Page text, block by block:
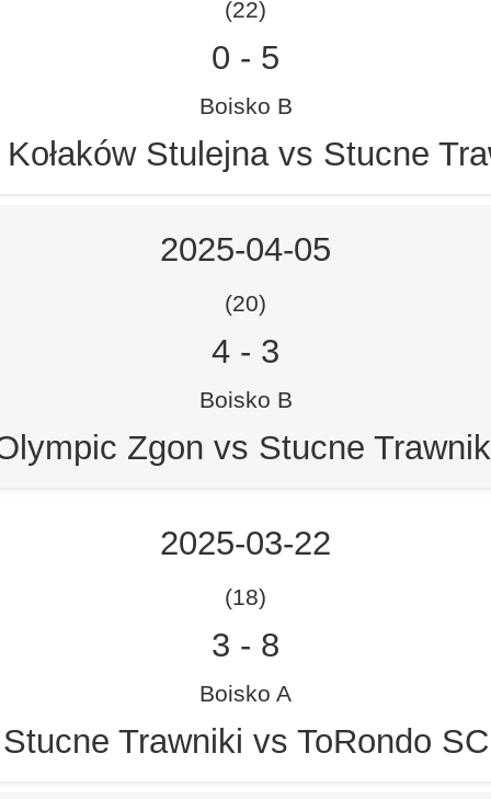
(22)
0 - 5
Boisko B
Stulejna vs Stucne
2025-04-05
(20)
4 - 3
Boisko B
Zgon vs Stucne
2025-03-22
(18)
3 - 8
Boisko A
Stucne Trawniki vs ToRondo SC